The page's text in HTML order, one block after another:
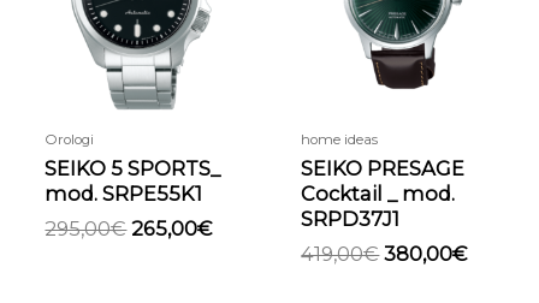
Orologi
SEIKO 5 SPORTS_
mod. SRPE55K1
295,00€ 265,00€
home ideas
SEIKO PRESAGE
Cocktail _ mod.
SRPD37J1
419,00€ 380,00€